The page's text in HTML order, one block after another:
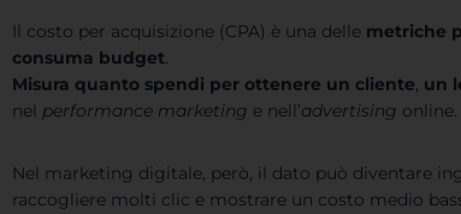
Il costo per acquisizione (CPA) è una delle metriche
consuma budget.
Misura quanto spendi per ottenere un cliente, un
nel performance marketing e nell’advertising online.
Nel marketing digitale, però, il dato può diventare
raccogliere molti clic e mostrare un costo medio